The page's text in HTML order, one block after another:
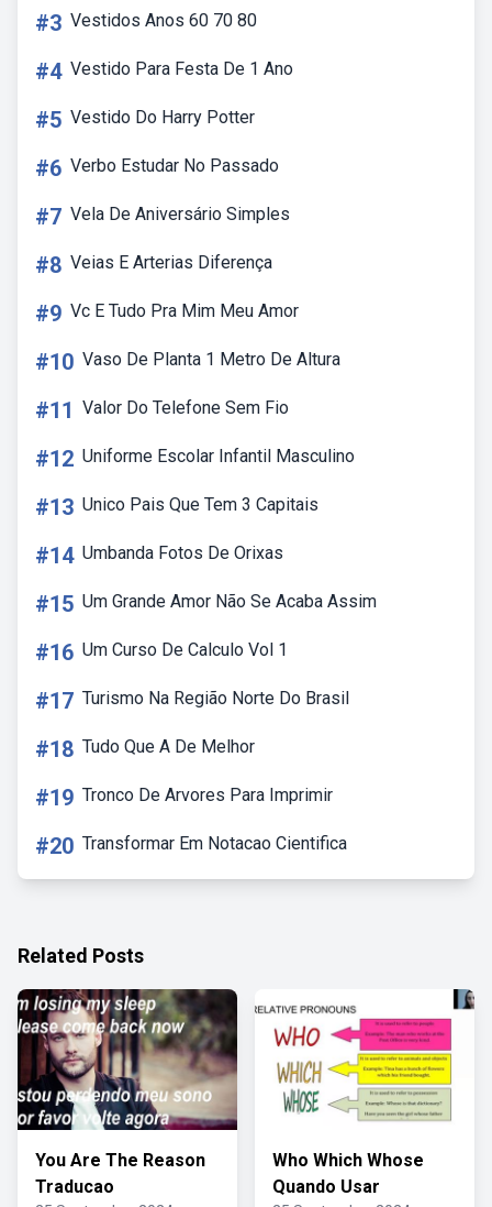
#3 Vestidos Anos 60 70 80
#4 Vestido Para Festa De 1 Ano
#5 Vestido Do Harry Potter
#6 Verbo Estudar No Passado
#7 Vela De Aniversário Simples
#8 Veias E Arterias Diferença
#9 Vc E Tudo Pra Mim Meu Amor
#10 Vaso De Planta 1 Metro De Altura
#11 Valor Do Telefone Sem Fio
#12 Uniforme Escolar Infantil Masculino
#13 Unico Pais Que Tem 3 Capitais
#14 Umbanda Fotos De Orixas
#15 Um Grande Amor Não Se Acaba Assim
#16 Um Curso De Calculo Vol 1
#17 Turismo Na Região Norte Do Brasil
#18 Tudo Que A De Melhor
#19 Tronco De Arvores Para Imprimir
#20 Transformar Em Notacao Cientifica
Related Posts
You Are The Reason
Traducao
Who Which Whose
Quando Usar